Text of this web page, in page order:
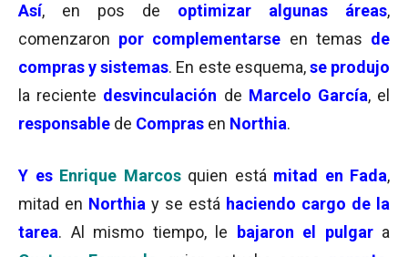
Así, en pos de optimizar algunas áreas,
comenzaron por complementarse en temas de
compras y sistemas. En este esquema,se produjo
la reciente desvinculación de Marcelo García, el
responsable de Compras en Northia.
Y es Enrique Marcos quien está mitad en Fada,
mitad en Northia y se está haciendo cargo de la
tarea. Al mismo tiempo, le bajaron el pulgara